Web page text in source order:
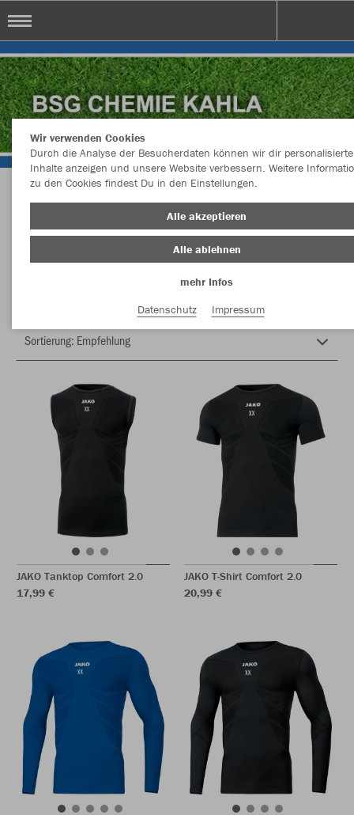
BSG Chemie Kahla
JAKO Tanktop Comfort 2.0
17,99 €
JAKO T-Shirt Comfort 2.0
20,99 €
Wir verwenden Cookies
Durch die Analyse der Besucherdaten können wir dir personalisierte
Inhalte anzeigen und unsere Website verbessern. Weitere
zu den Cookies findest Du in den Einstellungen.
Alle akzeptieren
Alle ablehnen
mehr Infos
Datenschutz
Impressum